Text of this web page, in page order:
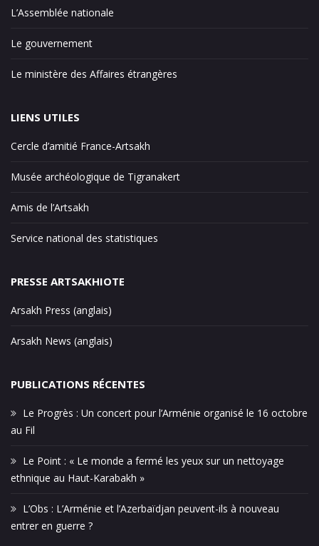
L’Assemblée nationale
Le gouvernement
Le ministère des Affaires étrangères
LIENS UTILES
Cercle d’amitié France-Artsakh
Musée archéologique de Tigranakert
Amis de l’Artsakh
Service national des statistiques
PRESSE ARTSAKHIOTE
Arsakh Press (anglais)
Arsakh News (anglais)
PUBLICATIONS RÉCENTES
Le Progrès : Un concert pour l’Arménie organisé le 16 octobre
au Fil
Le Point : « Le monde a fermé les yeux sur un nettoyage
ethnique au Haut-Karabakh »
L’Obs : L’Arménie et l’Azerbaïdjan peuvent-ils à nouveau
entrer en guerre ?